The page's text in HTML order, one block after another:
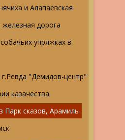
и Алапаевская
железная дорога
упряжках в
г.Ревда "Демидов-центр"
казачества
Парк сказов, Арамиль